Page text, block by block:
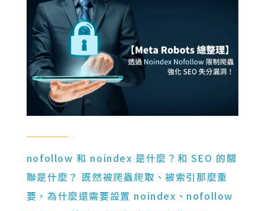
nofollow 和 noindex 是什麼？和 SEO 的關
聯是什麼？ 既然被爬蟲爬取、被索引那麼重
要，為什麼還需要設置 noindex、nofollow